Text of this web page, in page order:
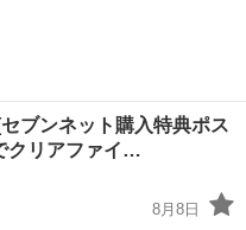
ブンネット購入特典ポス
クリアファイ…
8月8日